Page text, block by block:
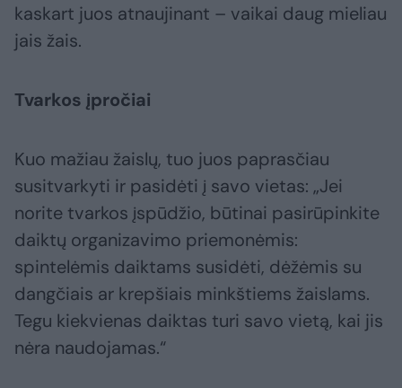
kaskart juos atnaujinant – vaikai daug mieliau
jais žais.
Tvarkos įpročiai
Kuo mažiau žaislų, tuo juos paprasčiau
susitvarkyti ir pasidėti į savo vietas: „Jei
norite tvarkos įspūdžio, būtinai pasirūpinkite
daiktų organizavimo priemonėmis:
spintelėmis daiktams susidėti, dėžėmis su
dangčiais ar krepšiais minkštiems žaislams.
Tegu kiekvienas daiktas turi savo vietą, kai jis
nėra naudojamas.“